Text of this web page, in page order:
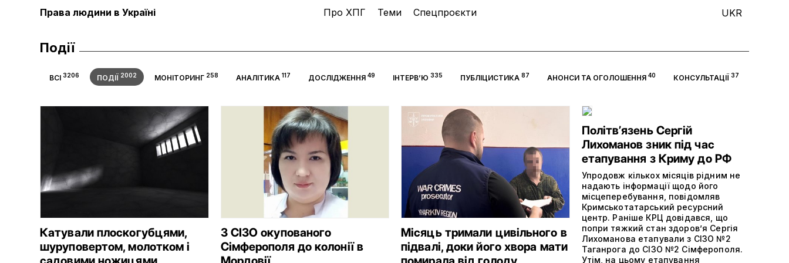
Права людини в Україні Про ХПГ Теми Спецпроєкти UKR
Події
ВСІ3206 ПОДІЇ2002 МОНІТОРИНГ258 АНАЛІТИКА 117 ДОСЛІДЖЕННЯ49 ІНТЕРВ’Ю 335 ПУБЛІЦИСТИКА 87 АНОНСИ ТА ОГОЛОШЕННЯ40 КОНСУЛЬТАЦІЇ37
Катували плоскогубцями,
шуруповертом, молотком і
З СІЗО окупованого
Сімферополя до колонії в
Місяць тримали цивільного в
підвалі, доки його хвора мати
Політвʼязень Сергій
Лихоманов зник під час
етапування з Криму до РФ
Упродовж кількох місяців рідним не
надають інформації щодо його
місцеперебування, повідомляв
Кримськотатарський ресурсний
центр. Раніше КРЦ довідався, що
попри тяжкий стан здоров’я Сергія
Лихоманова етапували з СІЗО №2
Таганрога до СІЗО №2 Сімферополя.
Утім, на цьому етапування